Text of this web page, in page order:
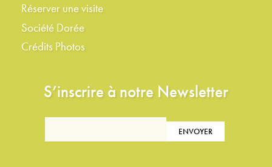
Réserver une visite
Société Dorée
Crédits Photos
S’inscrire à notre Newsletter